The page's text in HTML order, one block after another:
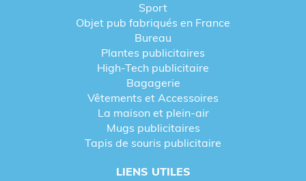
Sport
Objet pub fabriqués en France
Bureau
Plantes publicitaires
High-Tech publicitaire
Bagagerie
Vêtements et Accessoires
La maison et plein-air
Mugs publicitaires
Tapis de souris publicitaire
LIENS UTILES